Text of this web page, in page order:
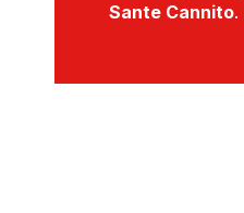
Sante Cannito.